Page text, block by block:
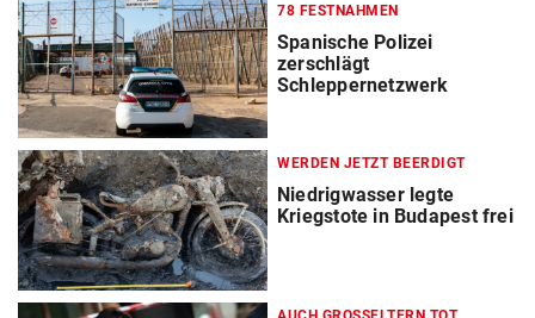
78 FESTNAHMEN
Spanische Polizei
zerschlägt
Schleppernetzwerk
WERDEN JETZT BEERDIGT
Niedrigwasser legte
Kriegstote in Budapest frei